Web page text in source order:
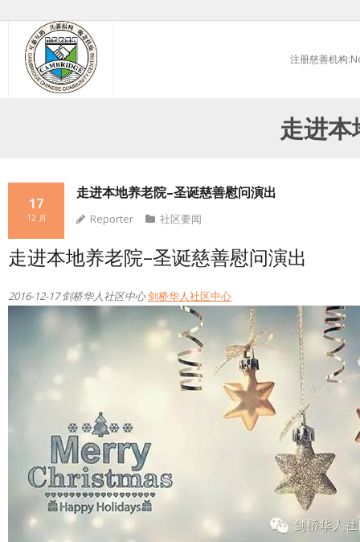
content
注册慈善机构
走进
走进本地养老院–圣诞慈善慰问演出
17
12 月 Reporter 社区要闻
走进本地养老院–圣诞慈善慰问演出
2016-12-17 剑桥华人社区中心剑桥华人社区中心